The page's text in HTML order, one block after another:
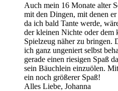
Auch mein 16 Monate alter
mit den Dingen, mit denen
da ich bald Tante werde,
der kleinen Nichte oder dem
Spielzeug näher zu bringen.
ich ganz ungeniert selbst
gerade einen riesigen Spaß
sein Bäuchlein einzuölen.
ein noch größerer Spaß!
Alles Liebe, Johanna